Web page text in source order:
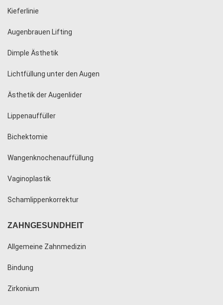
Kieferlinie
Augenbrauen Lifting
Dimple Ästhetik
Lichtfüllung unter den Augen
Ästhetik der Augenlider
Lippenauffüller
Bichektomie
Wangenknochenauffüllung
Vaginoplastik
Schamlippenkorrektur
ZAHNGESUNDHEIT
Allgemeine Zahnmedizin
Bindung
Zirkonium